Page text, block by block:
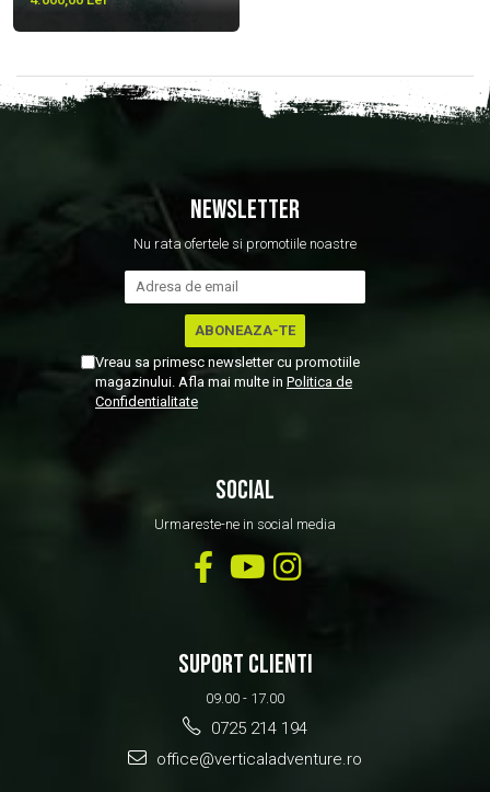
NEWSLETTER
Nu rata ofertele si promotiile noastre
Vreau sa primesc newsletter cu promotiile
magazinului. Afla mai multe in Politica de
Confidentialitate
SOCIAL
Urmareste-ne in social media
SUPORT CLIENTI
09.00 - 17.00
0725 214 194
office@verticaladventure.ro